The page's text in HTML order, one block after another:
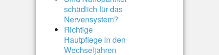
schädlich für das
Nervensystem?
Richtige
Hautpflege in den
Wechseljahren